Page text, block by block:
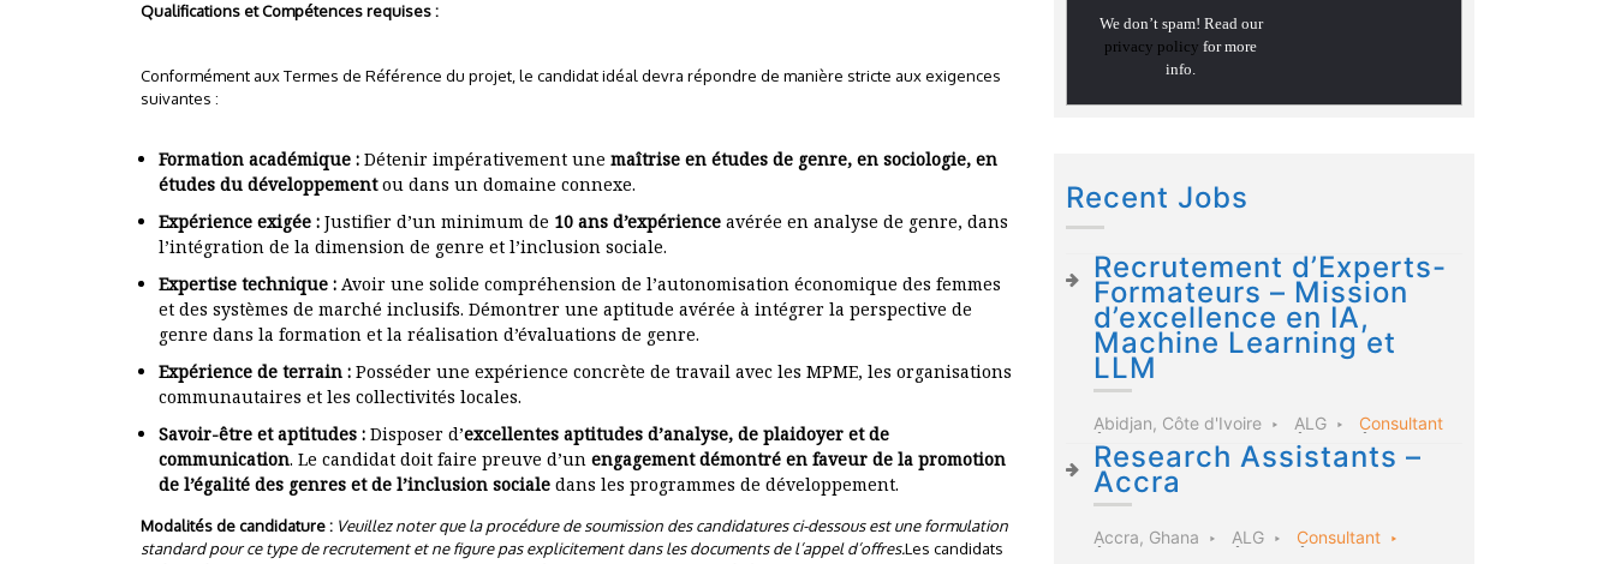
Qualifications et Compétences requises :
Conformément aux Termes de Référence du projet, le candidat idéal devra répondre de manière stricte aux exigences
suivantes :
Formation académique : Détenir impérativement une maîtrise en études de genre, en sociologie, en
études du développementou dans un domaine connexe.
Expérience exigée : Justifier d’un minimum de 10 ans d’expérience avérée en analyse de genre, dans
l’intégration de la dimension de genre et l’inclusion sociale.
Expertise technique : Avoir une solide compréhension de l’autonomisation économique des femmes
et des systèmes de marché inclusifs. Démontrer une aptitude avérée à intégrer la perspective de
genre dans la formation et la réalisation d’évaluations de genre.
Expérience de terrain : Posséder une expérience concrète de travail avec les MPME, les organisations
communautaires et les collectivités locales.
Savoir-être et aptitudes : Disposer d’excellentes aptitudes d’analyse, de plaidoyer et de
communication. Le candidat doit faire preuve d’un engagement démontré en faveur de la promotion
de l’égalité des genres et de l’inclusion sociale dans les programmes de développement.
Modalités de candidature : Veuillez noter que la procédure de soumission des candidatures ci-dessous est une formulation
standard pour ce type de recrutement et ne figure pas explicitement dans les documents de l’appel d’offres.Les candidats
We don’t spam! Read our
privacy policy for more
info.
Recent Jobs
Recrutement d’Experts-
Formateurs – Mission
d’excellence en IA,
Machine Learning et
LLM
Abidjan, Côte d'Ivoire ALG Consultant
Research Assistants –
Accra
Accra, Ghana ALG
Consultant